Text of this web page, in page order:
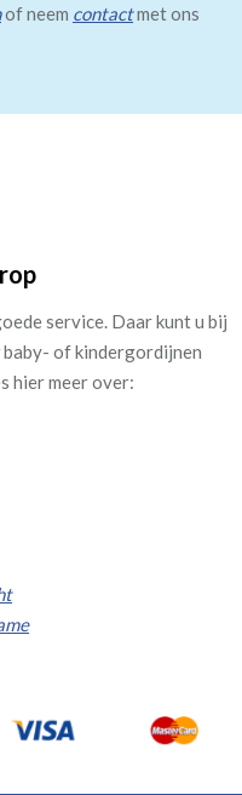
of neem contactmet ons
service. Daar kunt u bij
of kindergordijnen
hier meer over: